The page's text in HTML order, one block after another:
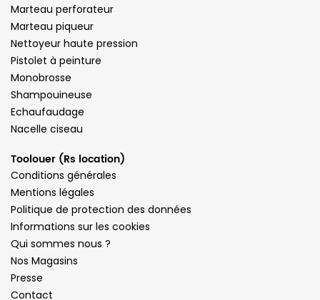
Marteau perforateur
Marteau piqueur
Nettoyeur haute pression
Pistolet à peinture
Monobrosse
Shampouineuse
Echaufaudage
Nacelle ciseau
Toolouer (Rs location)
Conditions générales
Mentions légales
Politique de protection des données
Informations sur les cookies
Qui sommes nous ?
Nos Magasins
Presse
Contact